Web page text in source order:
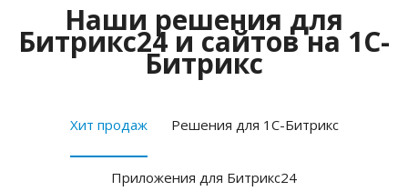
Наши решения для
Битрикс24 и сайтов на 1С-
Битрикс
Хит продаж Решения для 1С-Битрикс
Приложения для Битрикс24